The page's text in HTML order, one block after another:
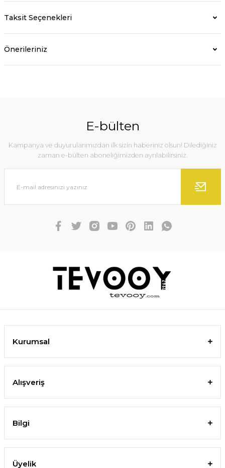
Taksit Seçenekleri
Önerileriniz
E-bülten
Kampanya ve duyurularımızdan ilk sizin haberiniz olsun! Dilediğiniz
zaman e-bülten aboneliğimizden ayrılabilirsiniz.
Kurumsal
Alışveriş
Bilgi
Üyelik